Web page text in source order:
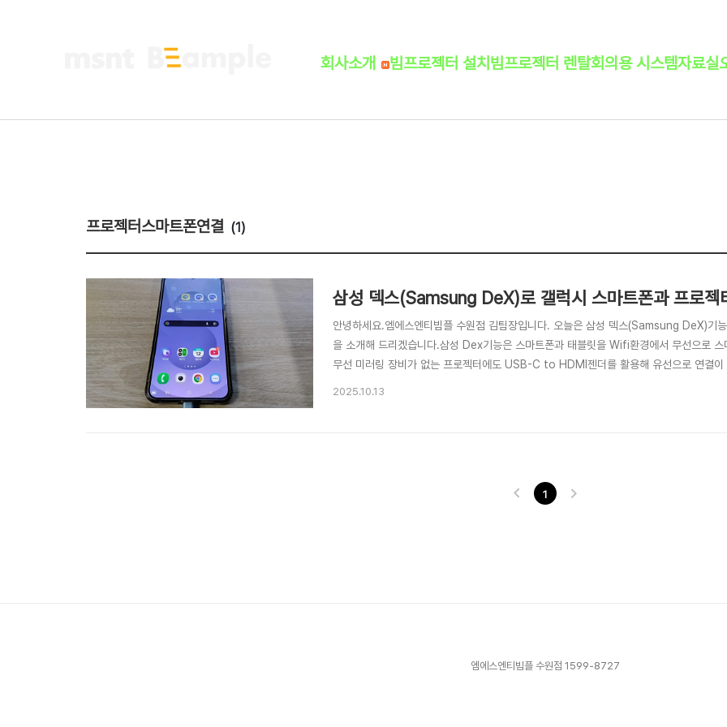
회사소개 빔프로젝터 설치 빔프로젝터 렌탈회의용 시스템자료실
프로젝터스마트폰연결 (1)
삼성 덱스(Samsung DeX)로 갤럭시 스마트폰과 프로젝
안녕하세요.엠에스엔티빔플 수원점 김팀장입니다. 오늘은 삼성 덱스(Samsung DeX)기
을 소개해 드리겠습니다.삼성 Dex기능은 스마트폰과 태블릿을 Wifi환경에서 무선으로
무선 미러링 장비가 없는 프로젝터에도 USB-C to HDMI젠더를 활용해 유선으로 연결
2025.10.13
1
엠에스엔티빔플 수원점 1599-8727